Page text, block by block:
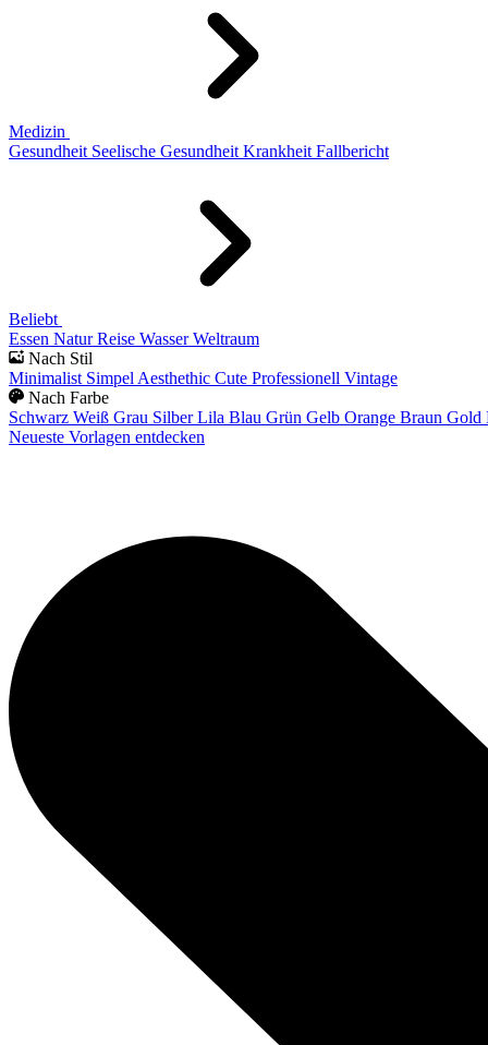
Medizin
Gesundheit Seelische Gesundheit Krankheit Fallbericht
Beliebt
Essen Natur Reise Wasser Weltraum
Nach Stil
Minimalist Simpel Aesthethic Cute Professionell Vintage
Nach Farbe
Schwarz Weiß Grau Silber Lila Blau Grün Gelb Orange Braun Gold
Neueste Vorlagen entdecken